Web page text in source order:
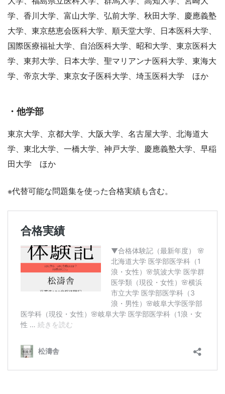
学、香川大学、富山大学、弘前大学、秋田大学、慶應義塾
大学、東京慈恵会医科大学、順天堂大学、日本医科大学、
国際医療福祉大学、自治医科大学、昭和大学、東京医科大
学、東邦大学、日本大学、聖マリアンナ医科大学、東海大
学、帝京大学、東京女子医科大学、埼玉医科大学 ほか
・他学部
東京大学、京都大学、大阪大学、名古屋大学、北海道大
学、東北大学、一橋大学、神戸大学、慶應義塾大学、早稲
田大学 ほか
※代替可能な問題集を使った合格実績も含む。